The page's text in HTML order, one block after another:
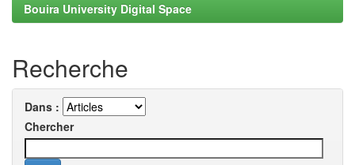
Bouira University Digital Space
Recherche
Dans :
Chercher